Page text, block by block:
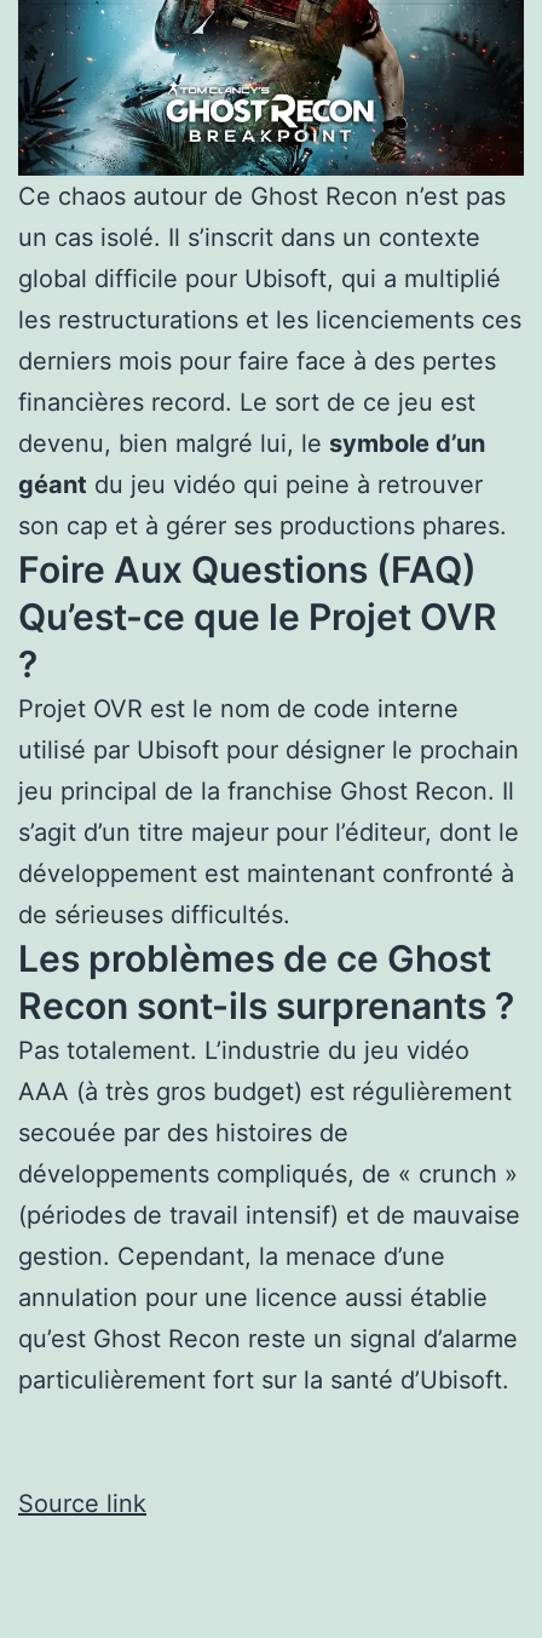
Ce chaos autour de Ghost Recon n’est pas
un cas isolé. Il s’inscrit dans un contexte
global difficile pour Ubisoft, qui a multiplié
les restructurations et les licenciements ces
derniers mois pour faire face à des pertes
financières record. Le sort de ce jeu est
devenu, bien malgré lui, le symbole d’un
géant du jeu vidéo qui peine à retrouver
son cap et à gérer ses productions phares.
Foire Aux Questions (FAQ)
Qu’est-ce que le Projet OVR
?
Projet OVR est le nom de code interne
utilisé par Ubisoft pour désigner le prochain
jeu principal de la franchise Ghost Recon. Il
s’agit d’un titre majeur pour l’éditeur, dont le
développement est maintenant confronté à
de sérieuses difficultés.
Les problèmes de ce Ghost
Recon sont-ils surprenants ?
Pas totalement. L’industrie du jeu vidéo
AAA (à très gros budget) est régulièrement
secouée par des histoires de
développements compliqués, de « crunch »
(périodes de travail intensif) et de mauvaise
gestion. Cependant, la menace d’une
annulation pour une licence aussi établie
qu’est Ghost Recon reste un signal d’alarme
particulièrement fort sur la santé d’Ubisoft.
Source link